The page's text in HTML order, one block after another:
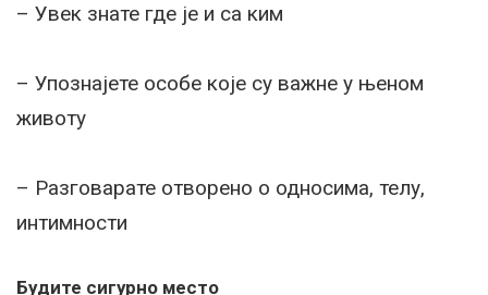
– Увек знате где је и са ким
– Упознајете особе које су важне у њеном
животу
– Разговарате отворено о односима, телу,
интимности
Будите сигурно место